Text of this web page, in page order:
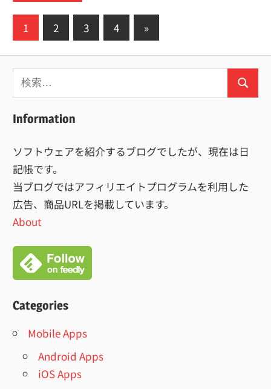
投
稿
の
ペ
ー
ジ
送
り
1 2 3 4
次
の
»
検
索:
検
Information
ソフトウェアを紹介するブログでしたが、現在は日
記帳です。
当ブログではアフィリエイトプログラムを利用した
広告、商品URLを掲載しています。
About
Categories
Mobile Apps
Android Apps
iOS Apps